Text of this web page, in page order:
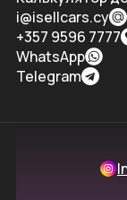
i@isellcars.cy
+357 9596 7777
WhatsApp
Telegram